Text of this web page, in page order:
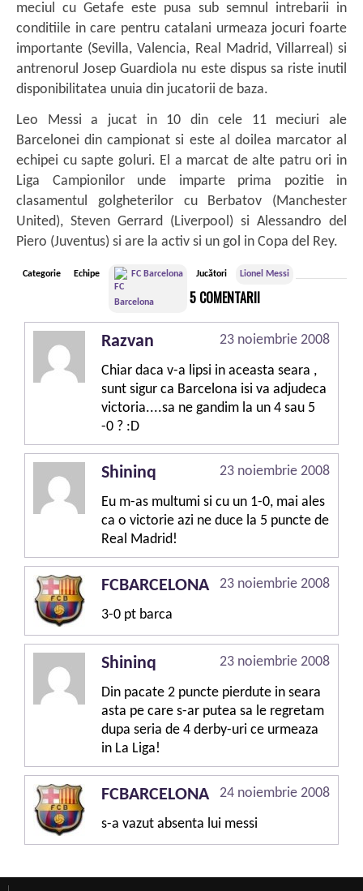
meciul cu Getafe este pusa sub semnul intrebarii in
conditiile in care pentru catalani urmeaza jocuri foarte
importante (Sevilla, Valencia, Real Madrid, Villarreal) si
antrenorul Josep Guardiola nu este dispus sa riste inutil
disponibilitatea unuia din jucatorii de baza.
Leo Messi a jucat in 10 din cele 11 meciuri ale
Barcelonei din campionat si este al doilea marcator al
echipei cu sapte goluri. El a marcat de alte patru ori in
Liga Campionilor unde imparte prima pozitie in
clasamentul golgheterilor cu Berbatov (Manchester
United), Steven Gerrard (Liverpool) si Alessandro del
Piero (Juventus) si are la activ si un gol in Copa del Rey.
Categorie Echipe FC Barcelona Jucători Lionel Messi
5 COMENTARII
Razvan
23 noiembrie 2008
Chiar daca v-a lipsi in aceasta seara ,
sunt sigur ca Barcelona isi va adjudeca
victoria....sa ne gandim la un 4 sau 5
-0 ? :D
Shininq
23 noiembrie 2008
Eu m-as multumi si cu un 1-0, mai ales
ca o victorie azi ne duce la 5 puncte de
Real Madrid!
FCBARCELONA
23 noiembrie 2008
3-0 pt barca
Shininq
23 noiembrie 2008
Din pacate 2 puncte pierdute in seara
asta pe care s-ar putea sa le regretam
dupa seria de 4 derby-uri ce urmeaza
in La Liga!
FCBARCELONA
24 noiembrie 2008
s-a vazut absenta lui messi